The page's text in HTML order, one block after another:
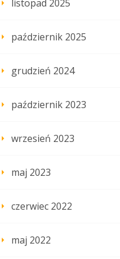
listopad 2025
październik 2025
grudzień 2024
październik 2023
wrzesień 2023
maj 2023
czerwiec 2022
maj 2022